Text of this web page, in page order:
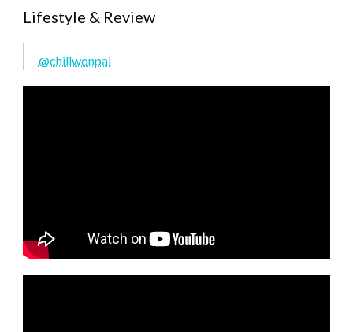
Lifestyle & Review
@chillwonpai